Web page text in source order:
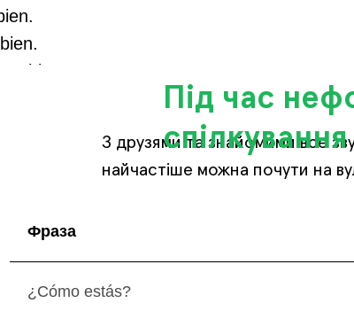
bien.
ставлять просто з ввічливості,
З друзями та знайомими все
найчастіше можна почути на
Під час
спілкування
Фраза
¿Cómo estás?